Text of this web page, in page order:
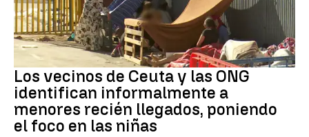
Ceuta
Los vecinos de Ceuta y las ONG
identifican informalmente a
menores recién llegados, poniendo
el foco en las niñas